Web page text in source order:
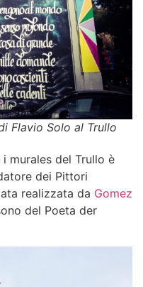
Flavio Solo al Trullo
i murales del Trullo è
dei Pittori
realizzata da Gomez
del Poeta der